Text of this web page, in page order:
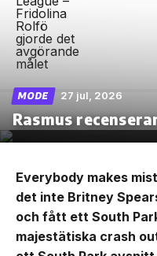
MODE 27 jul, 2026
Rasmus
Everybody makes
det inte Britney
och fått ett South
majestätiska crash